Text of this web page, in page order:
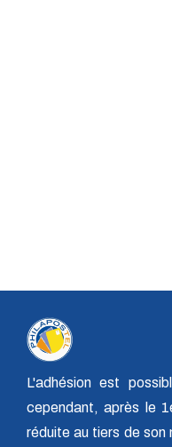
n° 7 - 3e trim.
n° 6 - 2e trim.
n° 5 - 1er trim.
L'adhésion est
cependant, après le
réduite au tiers de son